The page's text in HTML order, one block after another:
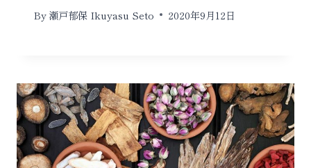
By瀬戸郁保 Ikuyasu Seto 2020年9月12日